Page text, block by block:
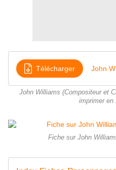
Télécharger John
John Williams (Compositeur et
imprimer en
Fiche sur John